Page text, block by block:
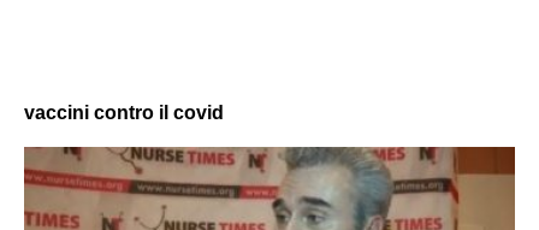
vaccini contro il covid